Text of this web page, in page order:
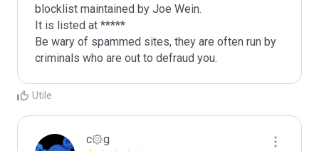
blocklist maintained by Joe Wein.
It is listed at *****
Be wary of spammed sites, they are often run by
criminals who are out to defraud you.
Utile
c۞g